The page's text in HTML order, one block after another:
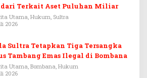
Terkait Aset Puluhan Miliar
Utama, Hukum, Sultra
2026
Sultra Tetapkan Tiga Tersangka
Tambang Emas Ilegal di Bombana
Utama, Bombana, Hukum
2026